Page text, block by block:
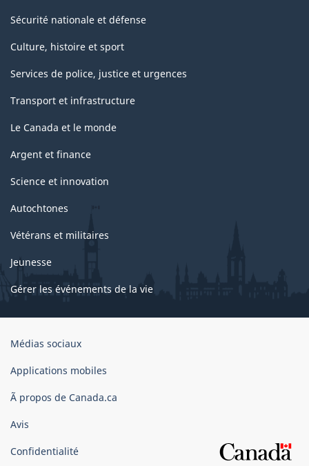
Sécurité nationale et défense
Culture, histoire et sport
Services de police, justice et urgences
Transport et infrastructure
Le Canada et le monde
Argent et finance
Science et innovation
Autochtones
Vétérans et militaires
Jeunesse
Gérer les événements de la vie
Organisation
gouvernement
Canada
Médias sociaux
Applications mobiles
Ã propos de Canada.ca
Avis
Confidentialité